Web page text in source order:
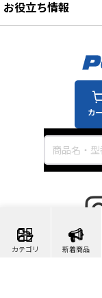
カテゴリ 新着商品
カ
お役立ち情報